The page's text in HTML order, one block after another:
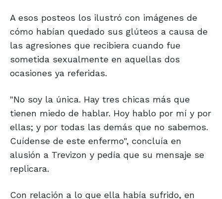
A esos posteos los ilustró con imágenes de
cómo habían quedado sus glúteos a causa de
las agresiones que recibiera cuando fue
sometida sexualmente en aquellas dos
ocasiones ya referidas.
"No soy la única. Hay tres chicas más que
tienen miedo de hablar. Hoy hablo por mí y por
ellas; y por todas las demás que no sabemos.
Cuídense de este enfermo", concluía en
alusión a Trevizon y pedía que su mensaje se
replicara.
Con relación a lo que ella había sufrido, en